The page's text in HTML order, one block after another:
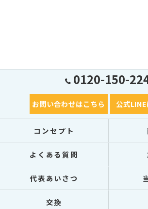
0120-150-
お問い合わせはこちら 公式
コンセプト
よくある質問
代表あいさつ
交換